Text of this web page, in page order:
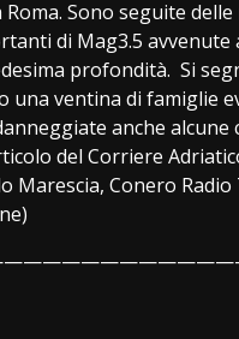
Roma. Sono seguite
di Mag3.5 avvenute
profondità. Si
una ventina di famiglie
anche alcune
del Corriere
Marescia, Conero Radio